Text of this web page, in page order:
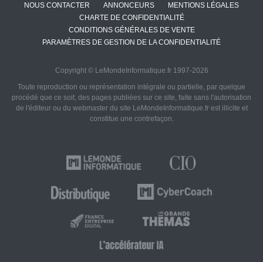
NOUS CONTACTER ANNONCEURS
MENTIONS LÉGALES
CHARTE DE CONFIDENTIALITÉ
CONDITIONS GÉNÉRALES DE VENTE
PARAMÈTRES DE GESTION DE LA CONFIDENTIALITÉ
Copyright © LeMondeInformatique.fr 1997-2026
Toute reproduction ou représentation intégrale ou partielle, par quelque
procédé que ce soit, des pages publiées sur ce site, faite sans l'autorisation
de l'éditeur ou du webmaster du site LeMondeInformatique.fr est illicite et
constitue une contrefaçon.